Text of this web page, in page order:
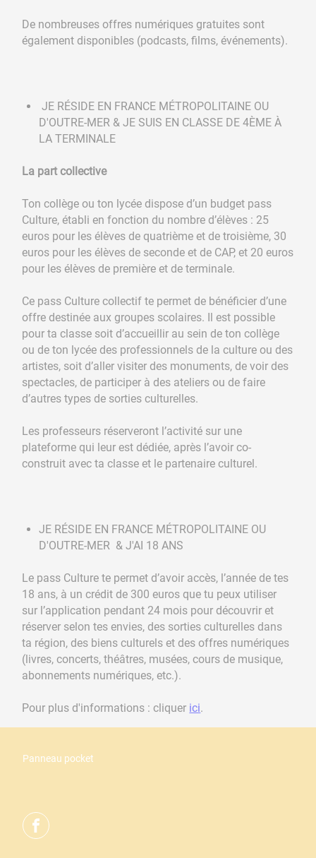
De nombreuses offres numériques gratuites sont
également disponibles (podcasts, films, événements).
JE RÉSIDE EN FRANCE MÉTROPOLITAINE OU
D'OUTRE-MER & JE SUIS EN CLASSE DE 4ÈME À
LA TERMINALE
La part collective
Ton collège ou ton lycée dispose d’un budget pass
Culture, établi en fonction du nombre d’élèves : 25
euros pour les élèves de quatrième et de troisième, 30
euros pour les élèves de seconde et de CAP, et 20 euros
pour les élèves de première et de terminale.
Ce pass Culture collectif te permet de bénéficier d’une
offre destinée aux groupes scolaires. Il est possible
pour ta classe soit d’accueillir au sein de ton collège
ou de ton lycée des professionnels de la culture ou des
artistes, soit d’aller visiter des monuments, de voir des
spectacles, de participer à des ateliers ou de faire
d’autres types de sorties culturelles.
Les professeurs réserveront l’activité sur une
plateforme qui leur est dédiée, après l’avoir co-
construit avec ta classe et le partenaire culturel.
JE RÉSIDE EN FRANCE MÉTROPOLITAINE OU
D'OUTRE-MER & J'AI 18 ANS
Le pass Culture te permet d’avoir accès, l’année de tes
18 ans, à un crédit de 300 euros que tu peux utiliser
sur l’application pendant 24 mois pour découvrir et
réserver selon tes envies, des sorties culturelles dans
ta région, des biens culturels et des offres numériques
(livres, concerts, théâtres, musées, cours de musique,
abonnements numériques, etc.).
Pour plus d'informations : cliquer ici.
Panneau pocket